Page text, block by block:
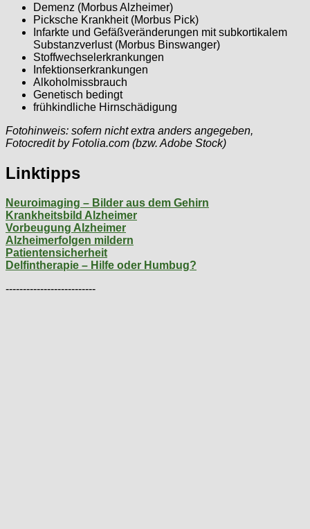
Demenz (Morbus Alzheimer)
Picksche Krankheit (Morbus Pick)
Infarkte und Gefäßveränderungen mit subkortikalem
Substanzverlust (Morbus Binswanger)
Stoffwechselerkrankungen
Infektionserkrankungen
Alkoholmissbrauch
Genetisch bedingt
frühkindliche Hirnschädigung
Fotohinweis: sofern nicht extra anders angegeben,
Fotocredit by Fotolia.com (bzw. Adobe Stock)
Linktipps
Neuroimaging – Bilder aus dem Gehirn
Krankheitsbild Alzheimer
Vorbeugung Alzheimer
Alzheimerfolgen mildern
Patientensicherheit
Delfintherapie – Hilfe oder Humbug?
--------------------------